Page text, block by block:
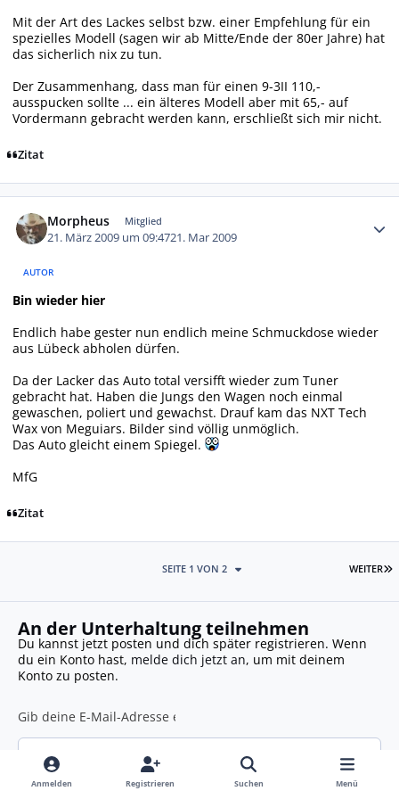
Mit der Art des Lackes selbst bzw. einer Empfehlung für ein
spezielles Modell (sagen wir ab Mitte/Ende der 80er Jahre) hat
das sicherlich nix zu tun.
Der Zusammenhang, dass man für einen 9-3II 110,-
ausspucken sollte ... ein älteres Modell aber mit 65,- auf
Vordermann gebracht werden kann, erschließt sich mir nicht.
Zitat
Morpheus Mitglied
21. März 2009 um 09:4721. Mar 2009
AUTOR
Bin wieder hier
Endlich habe gester nun endlich meine Schmuckdose wieder
aus Lübeck abholen dürfen.
Da der Lacker das Auto total versifft wieder zum Tuner
gebracht hat. Haben die Jungs den Wagen noch einmal
gewaschen, poliert und gewachst. Drauf kam das NXT Tech
Wax von Meguiars. Bilder sind völlig unmöglich.
Das Auto gleicht einem Spiegel.
MfG
Zitat
WEITER
SEITE 1 VON 2
An der Unterhaltung teilnehmen
Du kannst jetzt posten und dich später registrieren. Wenn
du ein Konto hast, melde dich jetzt an, um mit deinem
Konto zu posten.
Auf dieses Thema antworten...
Anmelden Registrieren Suchen Menü